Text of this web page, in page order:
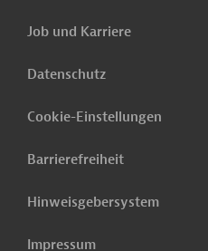
Job und Karriere
Datenschutz
Cookie-Einstellungen
Barrierefreiheit
Hinweisgebersystem
Impressum